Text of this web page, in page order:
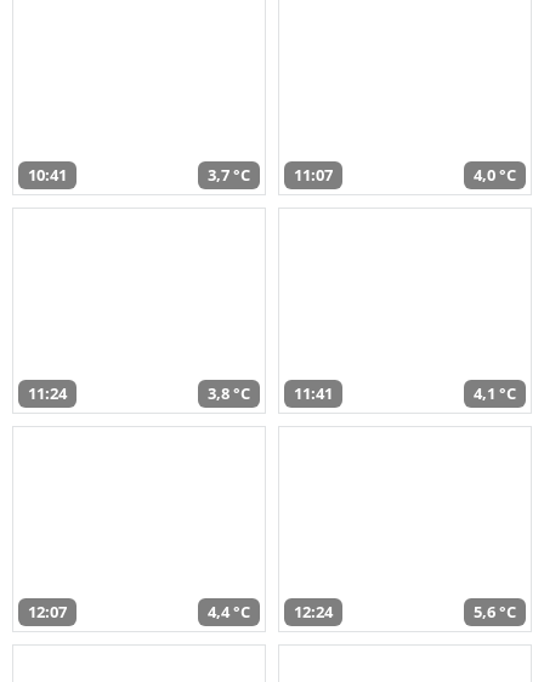
10:41 3,7 °C 11:07 4,0 °C
11:24 3,8 °C 11:41 4,1 °C
12:07 4,4 °C 12:24 5,6 °C